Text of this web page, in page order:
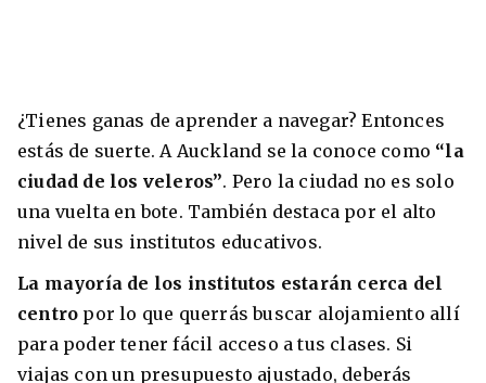
¿Tienes ganas de aprender a navegar? Entonces
estás de suerte. A Auckland se la conoce como “la
ciudad de los veleros”. Pero la ciudad no es solo
una vuelta en bote. También destaca por el alto
nivel de sus institutos educativos.
La mayoría de los institutos estarán cerca del
centro por lo que querrás buscar alojamiento allí
para poder tener fácil acceso a tus clases. Si
viajas con un presupuesto ajustado, deberás